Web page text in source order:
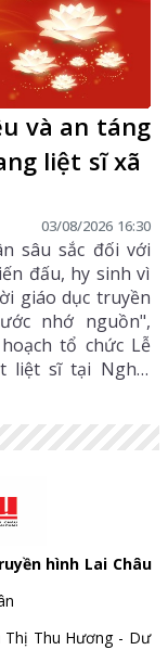
và an táng
liệt sĩ xã
03/08/2026 16:30
sâu sắc đối với
đấu, hy sinh vì
giáo dục truyền
nhớ nguồn",
tổ chức Lễ
liệt sĩ tại Nghĩa
hình Lai Châu
Thị Thu Hương - Dư